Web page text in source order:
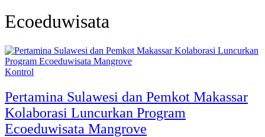
Ecoeduwisata
Kontrol
Pertamina Sulawesi dan Pemkot Makassar
Kolaborasi Luncurkan Program
Ecoeduwisata Mangrove